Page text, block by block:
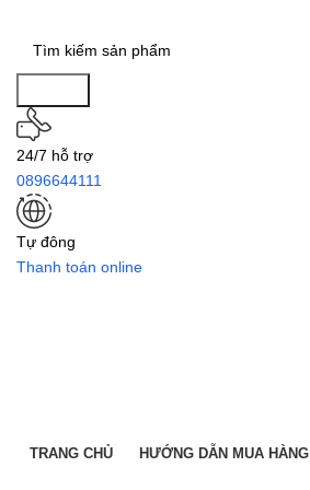
24/7 hỗ trợ
0896644111
Tự đông
Thanh toán online
TRANG CHỦ HƯỚNG DẪN MUA HÀNG